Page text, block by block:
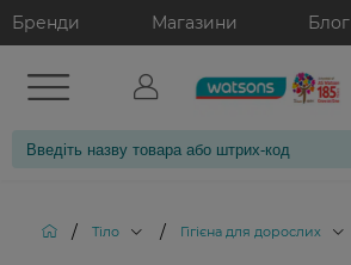
Бренди Магазини Блог
/ Тіло / Гігієна для дорослих